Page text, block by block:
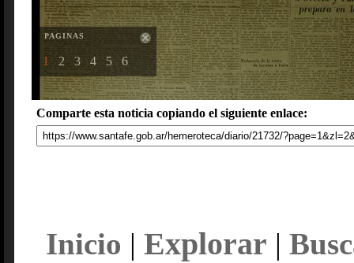
PAGINAS
1 2 3 4 5 6
Comparte esta noticia copiando el siguiente enlace:
Inicio | Explorar |